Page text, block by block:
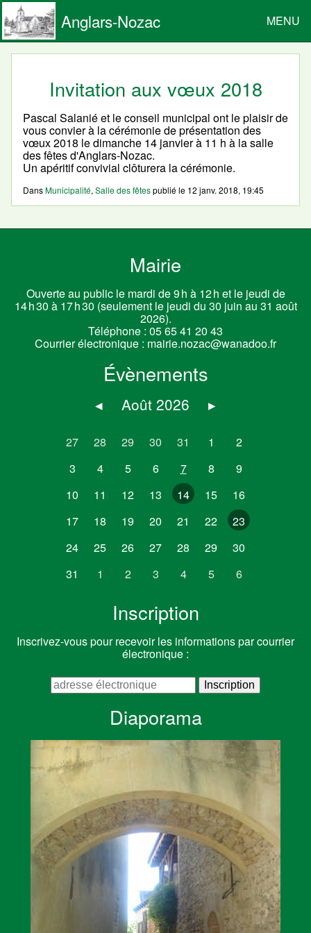
Anglars-Nozac MENU
Invitation aux vœux 2018
Pascal Salanié et le conseil municipal ont le plaisir de
vous convier à la cérémonie de présentation des
vœux 2018 le dimanche 14 janvier à 11 h à la salle
des fêtes d'Anglars-Nozac.
Un apéritif convivial clôturera la cérémonie.
DansMunicipalité,Salle des fêtespublié le 12 janv. 2018, 19:45
Mairie
Ouverte au public le mardi de 9 h à 12 h et le jeudi de
14 h 30 à 17 h 30 (seulement le jeudi du 30 juin au 31 août
2026).
Téléphone : 05 65 41 20 43
Courrier électronique : mairie.nozac@wanadoo.fr
Évènements
◂ Août 2026 ▸
27 28 29 30 31 1
2
3
4 5 6 7 8
9
10
11 12 13 14 15
16
17
18 19 20 21 22
23
24
25 26 27 28 29
30
31
1 2 3 4 5 6
Inscription
Inscrivez-vous pour recevoir les informations par courrier
électronique :
Diaporama